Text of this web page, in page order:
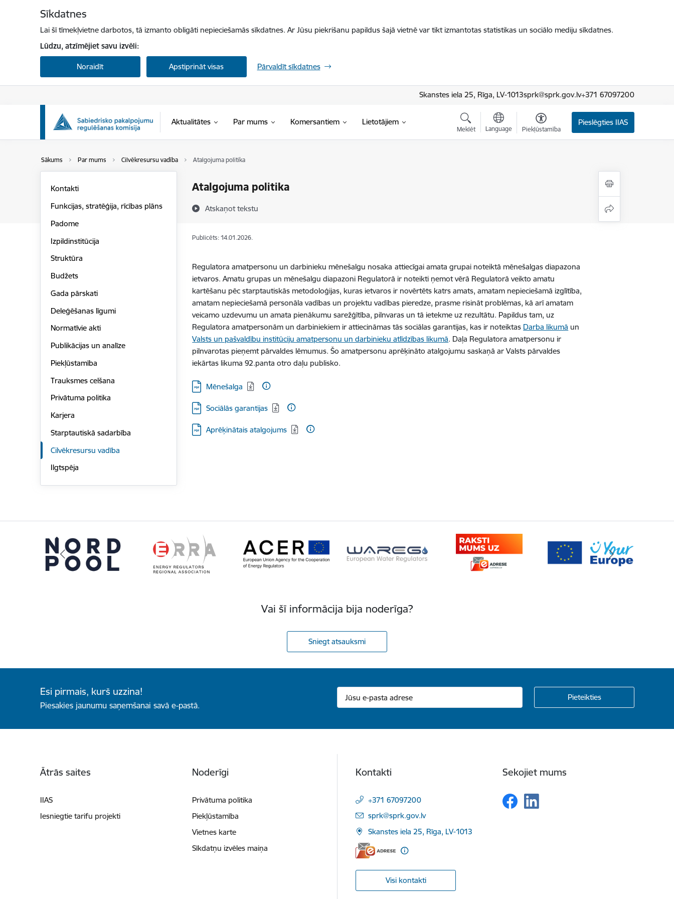
Sīkdatnes
Lai šī tīmekļvietne darbotos, tā izmanto obligāti nepieciešamās sīkdatnes. Ar Jūsu piekrišanu papildus šajā vietnē var tikt izmantotas statistikas un sociālo mediju sīkdatnes.
Lūdzu, atzīmējiet savu izvēli:
Noraidīt Apstiprināt visas Pārvaldīt sīkdatnes
Skanstes iela 25, Rīga, LV-1013sprk@sprk.gov.lv+371 67097200
Aktualitātes Par mums Komersantiem Lietotājiem
Meklēt Language Piekļūstamība
Pieslēgties IIAS
Sākums Par mums Cilvēkresursu vadība Atalgojuma politika
Atalgojuma politika
Atskaņot tekstu
Kontakti
Funkcijas, stratēģija, rīcības plāns
Padome
Izpildinstitūcija
Struktūra
Budžets
Gada pārskati
Deleģēšanas līgumi
Normatīvie akti
Publikācijas un analīze
Piekļūstamība
Trauksmes celšana
Privātuma politika
Karjera
Starptautiskā sadarbība
Cilvēkresursu vadība
Ilgtspēja
Publicēts: 14.01.2026.
Regulatora amatpersonu un darbinieku mēnešalgu nosaka attiecīgai amata grupai noteiktā mēnešalgas diapazona
ietvaros. Amatu grupas un mēnešalgu diapazoni Regulatorā ir noteikti ņemot vērā Regulatorā veikto amatu
kartēšanu pēc starptautiskās metodoloģijas, kuras ietvaros ir novērtēts katrs amats, amatam nepieciešamā izglītība,
amatam nepieciešamā personāla vadības un projektu vadības pieredze, prasme risināt problēmas, kā arī amatam
veicamo uzdevumu un amata pienākumu sarežģītība, pilnvaras un tā ietekme uz rezultātu. Papildus tam, uz
Regulatora amatpersonām un darbiniekiem ir attiecināmas tāssociālas garantijas, kas ir noteiktas Darba likumā un
Valsts un pašvaldību institūciju amatpersonu un darbinieku atlīdzības likumā. Daļa Regulatora amatpersonu ir
pilnvarotas pieņemt pārvaldes lēmumus. Šo amatpersonu aprēķināto atalgojumu saskaņā ar Valsts pārvaldes
iekārtas likuma 92.panta otro daļu publisko.
Lejupielādēt:
Mēnešalga
Lejupielādēt:
Sociālās garantijas
Lejupielādēt:
Aprēķinātais atalgojums
Vai šī informācija bija noderīga?
Sniegt atsauksmi
Esi pirmais, kurš uzzina!
Piesakies jaunumu saņemšanai savā e-pastā.
Ātrās saites
IIAS
Iesniegtie tarifu projekti
Noderīgi
Privātuma politika
Piekļūstamība
Vietnes karte
Sīkdatņu izvēles maiņa
Kontakti
+371 67097200
E-pasts:
sprk@sprk.gov.lv
Skanstes iela 25, Rīga, LV-1013
Visi kontakti
Sekojiet mums